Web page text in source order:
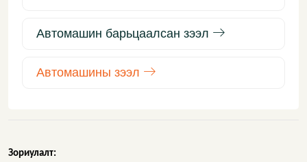
Автомашин барьцаалсан зээл
Автомашины зээл
Зориулалт: